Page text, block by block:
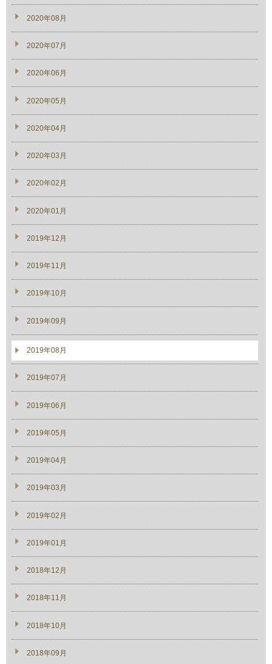
2020年08月
2020年07月
2020年06月
2020年05月
2020年04月
2020年03月
2020年02月
2020年01月
2019年12月
2019年11月
2019年10月
2019年09月
2019年08月
2019年07月
2019年06月
2019年05月
2019年04月
2019年03月
2019年02月
2019年01月
2018年12月
2018年11月
2018年10月
2018年09月